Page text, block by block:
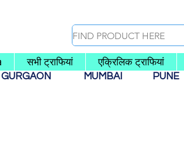
सभी ट्राफियां एक्रिलिक ट्राफियां
GURGAON MUMBAI PUNE